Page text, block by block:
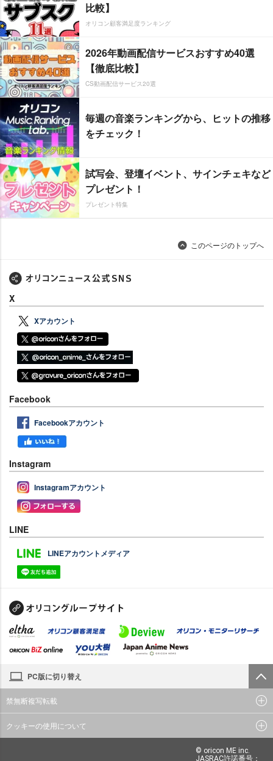
比較】
オリコン顧客満足度ランキング
2026年動画配信サービスおすすめ40選
【徹底比較】
CS動画配信サービス20選
毎週の音楽ランキングから、ヒットの推移
をチェック！
試写会、登壇イベント、サインチェキなど
プレゼント！
プレゼント特集
このページのトップへ
X
Xアカウント
Facebook
Facebookアカウント
Instagram
Instagramアカウント
LINE
LINEアカウントメディア
PC版に切り替え
禁無断複写転載
クッキーの使用について
© oricon ME inc.
JASRAC許諾番号：